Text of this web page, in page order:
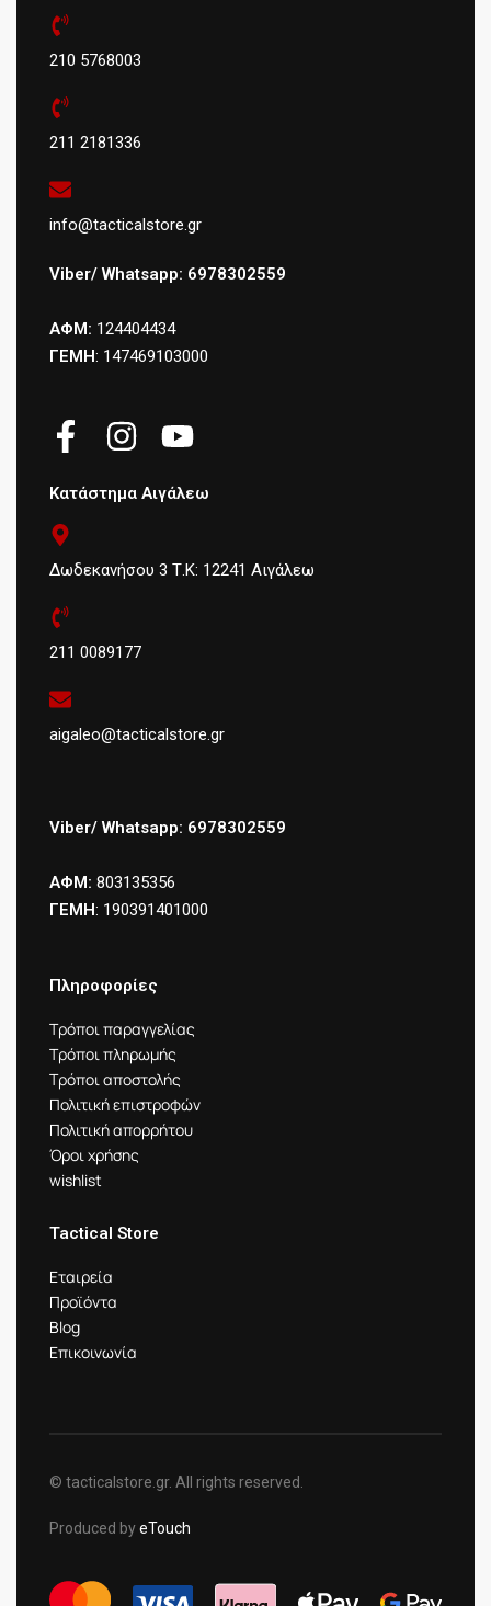
210 5768003
211 2181336
info@tacticalstore.gr
Viber/ Whatsapp: 6978302559
ΑΦΜ: 124404434
ΓΕΜΗ: 147469103000
Κατάστημα Αιγάλεω
Δωδεκανήσου 3 Τ.Κ: 12241 Αιγάλεω
211 0089177
aigaleo@tacticalstore.gr
Viber/ Whatsapp: 6978302559
ΑΦΜ: 803135356
ΓΕΜΗ: 190391401000
Πληροφορίες
Τρόποι παραγγελίας
Τρόποι πληρωμής
Τρόποι αποστολής
Πολιτική επιστροφών
Πολιτική απορρήτου
Όροι χρήσης
wishlist
Tactical Store
Εταιρεία
Προϊόντα
Blog
Επικοινωνία
© tacticalstore.gr. All rights reserved.
Produced byeTouch